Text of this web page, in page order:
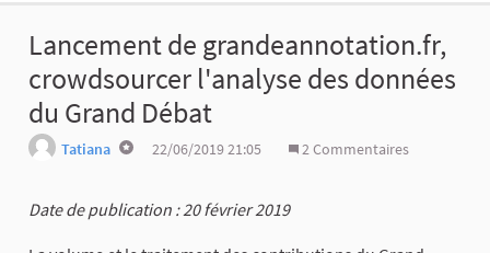
Lancement de grandeannotation.fr,
crowdsourcer l'analyse des données
du Grand Débat
Tatiana 22/06/2019 21:05 2 Commentaires
Date de publication : 20 février 2019